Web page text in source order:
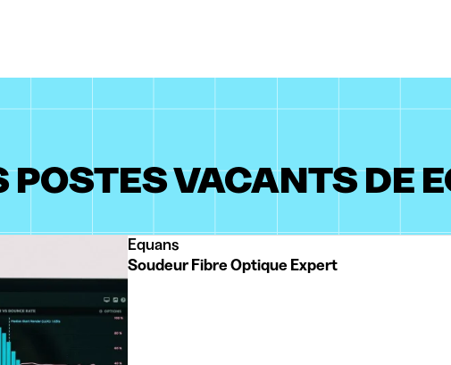
POSTES VACANTS DE
Equans
Soudeur Fibre Optique Expert